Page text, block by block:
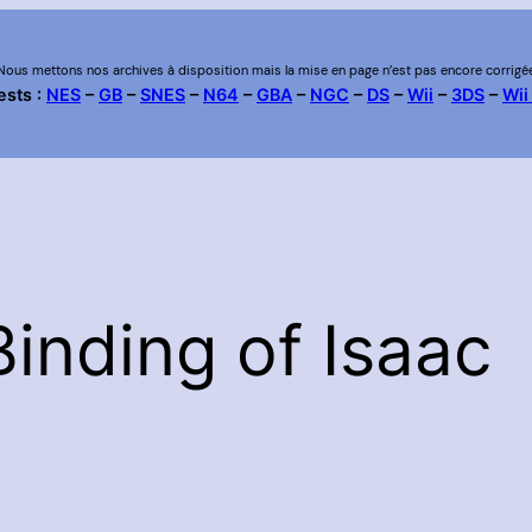
mettons nos archives à disposition mais la mise en page n’est pas encore
: NES–GB–SNES– N64 –GBA– NGC – DS–Wii – 3DS–Wii
of Isaac